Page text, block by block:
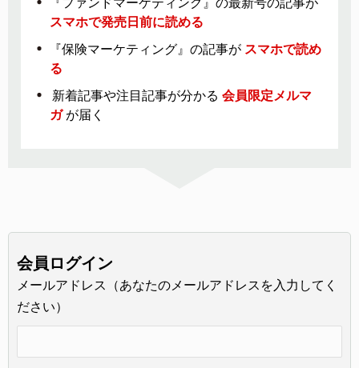
『ファンドマーケティング』の最新号の記事が
スマホで発売日前に読める
『保険マーケティング』の記事が スマホで読め
る
新着記事や注目記事が分かる 会員限定メルマ
ガが届く
会員ログイン
メールアドレス（あなたのメールアドレスを入力してく
ださい）